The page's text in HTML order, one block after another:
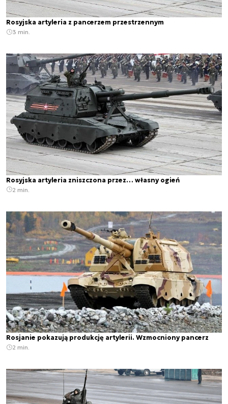
Rosyjska artyleria z pancerzem przestrzennym
3 min.
Rosyjska artyleria zniszczona przez… własny ogień
2 min.
Rosjanie pokazują produkcję artylerii. Wzmocniony pancerz
2 min.